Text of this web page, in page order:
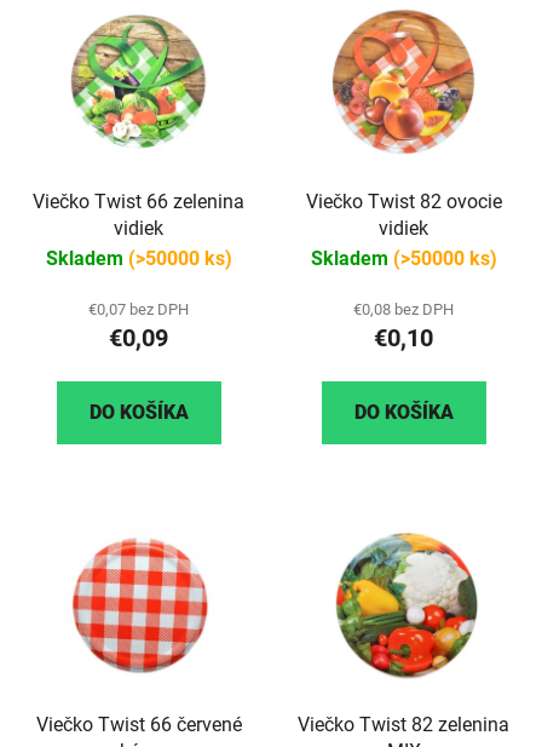
Viečko Twist 66 zelenina
vidiek
Skladem (>50000 ks)
€0,07 bez DPH
€0,09
DO KOŠÍKA
Viečko Twist 82 ovocie
vidiek
Skladem (>50000 ks)
€0,08 bez DPH
€0,10
DO KOŠÍKA
Viečko Twist 66 červené
Viečko Twist 82 zelenina